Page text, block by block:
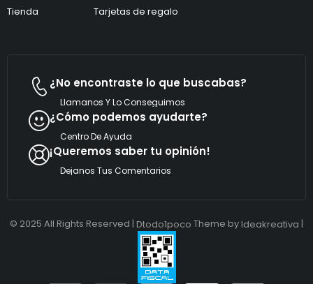
Tienda
Tarjetas de regalo
r
¿No encontraste lo que buscabas?
Llamanos Y Lo Conseguimos
¿Cómo podemos ayudarte?
Centro De Ayuda
¡Queremos saber tu opinión!
Dejanos Tus Comentarios
© 2025 All Rights Reserved | Dtodo1poco Theme by Ideakreativa |